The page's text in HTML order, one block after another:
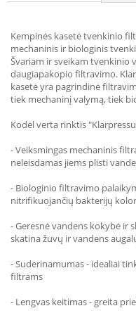
Kempinės kasetė tvenkinio
mechaninis ir biologinis
Švariam ir sveikam tvenkinio
daugiapakopio filtravimo.
kasetė yra pagrindinė
tiek mechaninį valymą, tiek
Kodėl verta rinktis
- Veiksmingas mechaninis
neleisdamas jiems plisti
- Biologinio filtravimo
nitrifikuojančių bakterijų
- Geresnė vandens kokybė ir
skatina žuvų ir vandens
- Suderinamumas - idealiai
filtrams
- Lengvas keitimas - greita